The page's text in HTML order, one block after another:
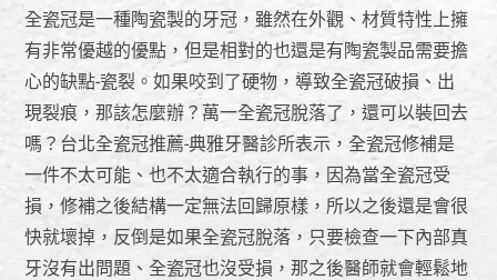
全瓷冠是一種陶瓷製的牙冠，雖然在外觀、材質特性上擁
有非常優越的優點，但是相對的也還是有陶瓷製品需要擔
心的缺點-瓷裂。如果咬到了硬物，導致全瓷冠破損、出
現裂痕，那該怎麼辦？萬一全瓷冠脫落了，還可以裝回去
嗎？台北全瓷冠推薦-典雅牙醫診所表示，全瓷冠修補是
一件不太可能、也不太適合執行的事，因為當全瓷冠受
損，修補之後結構一定無法回歸原樣，所以之後還是會很
快就壞掉，反倒是如果全瓷冠脫落，只要檢查一下內部真
牙沒有出問題、全瓷冠也沒受損，那之後醫師就會輕鬆地